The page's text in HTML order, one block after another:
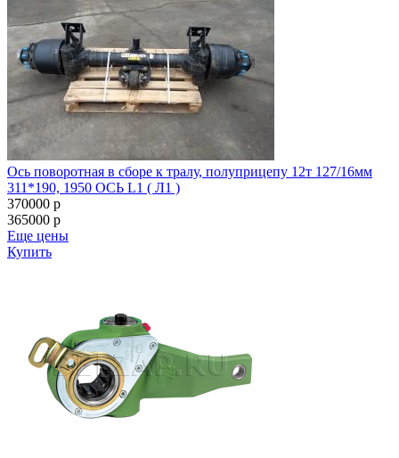
Ось поворотная в сборе к тралу, полуприцепу 12т 127/16мм
311*190, 1950 ОСЬ L1 ( Л1 )
370000 p
365000 p
Еще цены
Купить